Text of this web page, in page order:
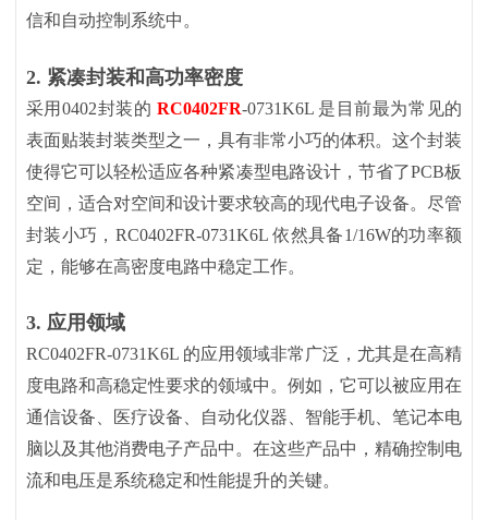
信和自动控制系统中。
2. 紧凑封装和高功率密度
采用0402封装的 RC0402FR-0731K6L 是目前最为常见的
表面贴装封装类型之一，具有非常小巧的体积。这个封装
使得它可以轻松适应各种紧凑型电路设计，节省了PCB板
空间，适合对空间和设计要求较高的现代电子设备。尽管
封装小巧，RC0402FR-0731K6L 依然具备1/16W的功率额
定，能够在高密度电路中稳定工作。
3. 应用领域
RC0402FR-0731K6L 的应用领域非常广泛，尤其是在高精
度电路和高稳定性要求的领域中。例如，它可以被应用在
通信设备、医疗设备、自动化仪器、智能手机、笔记本电
脑以及其他消费电子产品中。在这些产品中，精确控制电
流和电压是系统稳定和性能提升的关键。